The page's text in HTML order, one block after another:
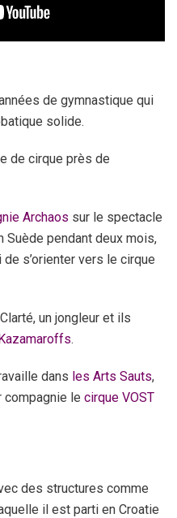
de gymnastique qui
solide.
de cirque près de
Archaos sur le spectacle
Suède pendant deux mois,
s’orienter vers le cirque
un jongleur et ils
.
dans les Arts Sauts,
compagnie le cirque VOST
des structures comme
il est parti en Croatie